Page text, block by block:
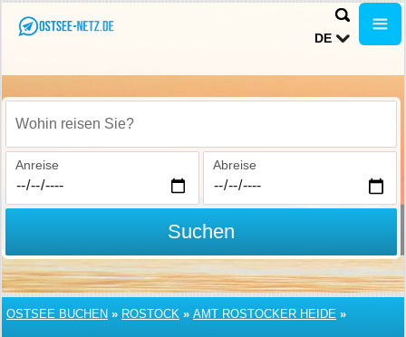
DE
Wohin reisen Sie?
Anreise Abreise
Suchen
OSTSEE BUCHEN » ROSTOCK » AMT ROSTOCKER HEIDE »